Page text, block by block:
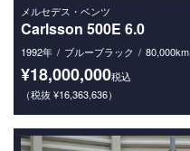
メルセデス・ベンツ
Carlsson 500E 6.0
1992年 ブルーブラック 80,000km
¥18,000,000税込
（税抜 ¥16,363,636）